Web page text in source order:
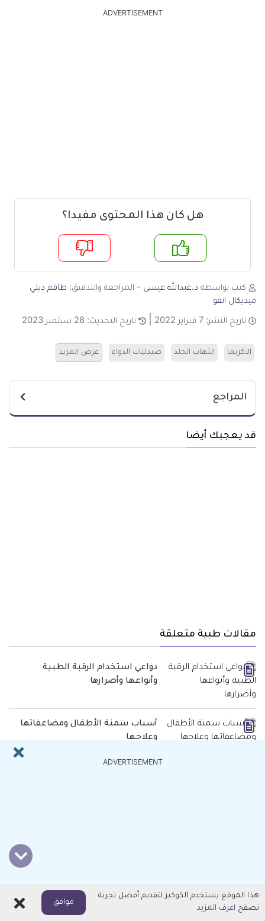
ADVERTISEMENT
هل كان هذا المحتوى مفيدا؟
لا
كتب بواسطة د.عبدالله عيسى - المراجعة والتدقيق: طاقم ديلي
ميديكال انفو
تاريخ النشر: 7 فبراير 2022 تاريخ التحديث: 28 سبتمبر 2023
الاكزيما التهاب الجلد صيدليات الدواء عرض المزيد
المراجع
قد يعجبك أيضا
مقالات طبية متعلقة
دواعي استخدام الرقبة الطبية
وأنواعها وأضرارها
أسباب سمنة الأطفال ومضاعفاتها
وعلاجها
فوائد حجر الخفاف للبشرة وكيفية
أسباب التهاب الجرح وأعراضه وعلاجه
أسباب ظهور الشعر الأبيض في
المنطقة الحساسة
ADVERTISEMENT
هذا الموقع يستخدم الكوكيز لتقديم أفضل تجربة
تصفح اعرف المزيد
موافق اغلاق